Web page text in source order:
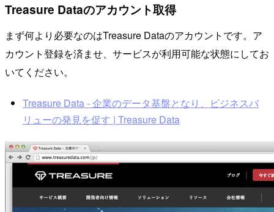
Treasure Dataのアカウント取得
まず何より必要なのはTreasure Dataのアカウントです。ア
カウント登録を済ませ、サービスが利用可能な状態にしてお
いてください。
Treasure Data - 企業のデータ基盤となり、ビジネスバ
リューの発見を促す | Treasure Data